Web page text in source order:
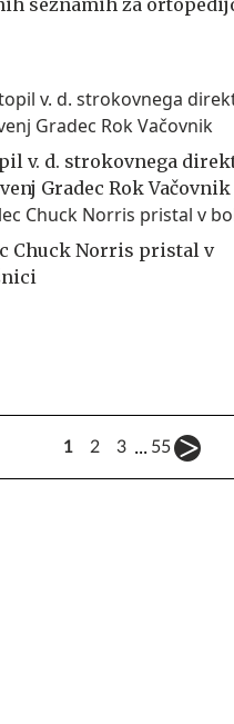
v. d. strokovnega
Gradec Rok Vačovnik
Chuck Norris pristal v
1 2 3 ... 55